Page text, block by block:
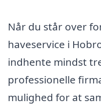
Når du står over
haveservice i
indhente mindst
professionelle
mulighed for at